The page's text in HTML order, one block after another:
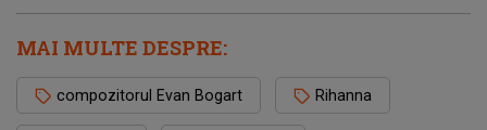
MAI MULTE DESPRE:
compozitorul Evan Bogart Rihanna